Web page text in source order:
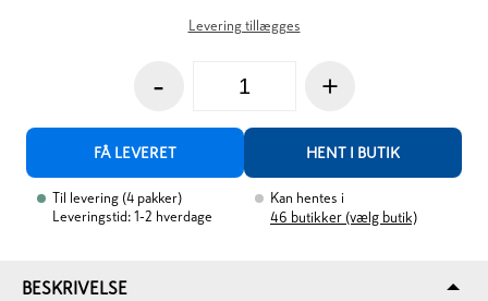
Levering tillægges
- +
FÅ LEVERET HENT I BUTIK
Til levering (4 pakker)
Leveringstid: 1-2 hverdage
Kan hentes i
46 butikker (vælg butik)
BESKRIVELSE